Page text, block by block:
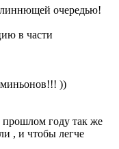
очередью!
в части
))
году так же
, и чтобы легче